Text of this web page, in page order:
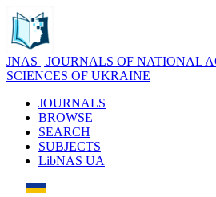
JNAS | JOURNALS OF NATIONAL
SCIENCES OF UKRAINE
JOURNALS
BROWSE
SEARCH
SUBJECTS
LibNAS UA